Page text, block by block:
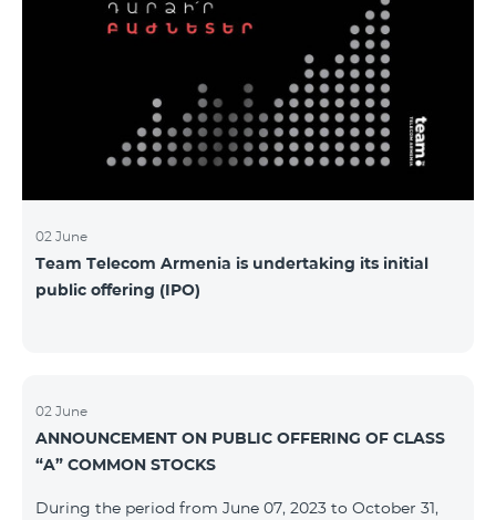
հրապարակային տեղաբաշխման բոլոր
մանրամասներին ու թիմերին տրամադրվեց
ընկերության զարգացման ռազմավարական
խնդիրը։ Լուծումներ առաջարկելու համար թիմերն
ունենալու են ընդամենը 72 ժամ։ Հաջողություն
մաղթելով մրցույթի մասնակիցներին Team
Telecom Armenia-ի գլխավոր տնօրեն Հայկ
Եսայանը նշեց, որ
02 June
Team Telecom Armenia is undertaking its initial
public offering (IPO)
02 June
ANNOUNCEMENT ON PUBLIC OFFERING OF CLASS
“A” COMMON STOCKS
During the period from June 07, 2023 to October 31,